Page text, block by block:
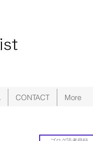
CONTACT More